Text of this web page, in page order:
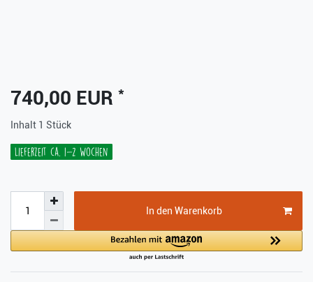
740,00 EUR *
Inhalt 1 Stück
Lieferzeit ca. 1-2 Wochen
In den Warenkorb